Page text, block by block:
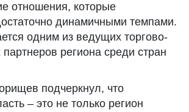
отношения, которые
динамичными темпами.
одним из ведущих торгово-
партнеров региона среди стран
подчеркнул, что
– это не только регион